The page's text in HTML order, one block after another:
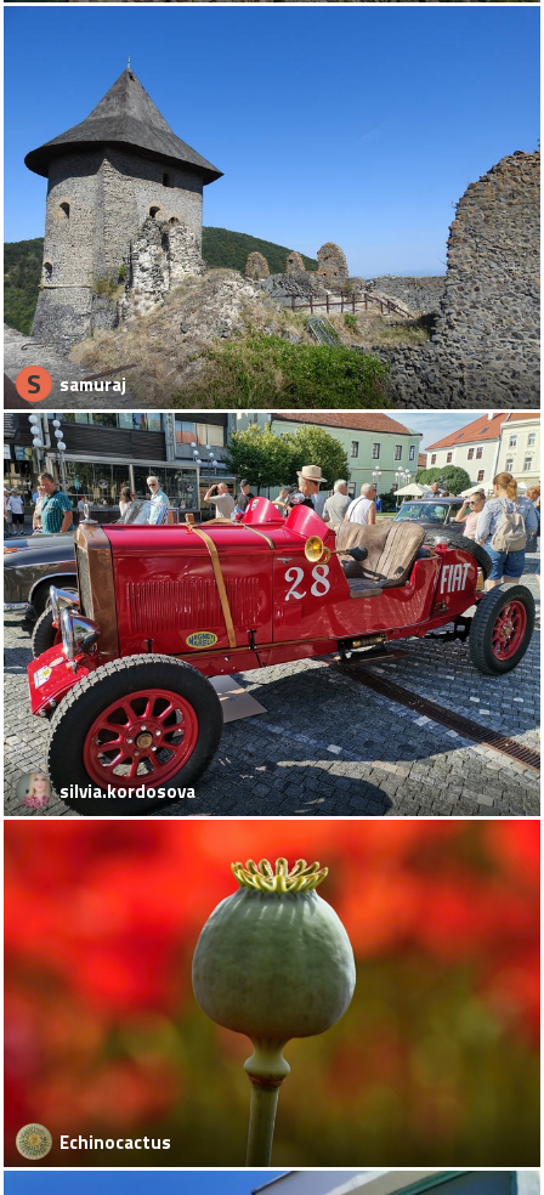
S samuraj
silvia.kordosova
Echinocactus